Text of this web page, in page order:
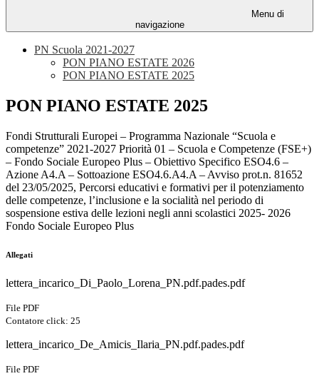
Menu di
navigazione
PN Scuola 2021-2027
PON PIANO ESTATE 2026
PON PIANO ESTATE 2025
PON PIANO ESTATE 2025
Fondi Strutturali Europei – Programma Nazionale “Scuola e
competenze” 2021-2027 Priorità 01 – Scuola e Competenze (FSE+)
– Fondo Sociale Europeo Plus – Obiettivo Specifico ESO4.6 –
Azione A4.A – Sottoazione ESO4.6.A4.A – Avviso prot.n. 81652
del 23/05/2025, Percorsi educativi e formativi per il potenziamento
delle competenze, l’inclusione e la socialità nel periodo di
sospensione estiva delle lezioni negli anni scolastici 2025- 2026
Fondo Sociale Europeo Plus
Allegati
lettera_incarico_Di_Paolo_Lorena_PN.pdf.pades.pdf
File PDF
Contatore click: 25
lettera_incarico_De_Amicis_Ilaria_PN.pdf.pades.pdf
File PDF